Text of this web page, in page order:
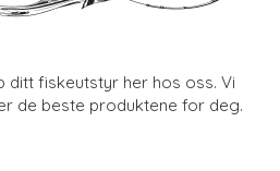
ditt fiskeutstyr her hos oss. Vi
de beste produktene for deg.